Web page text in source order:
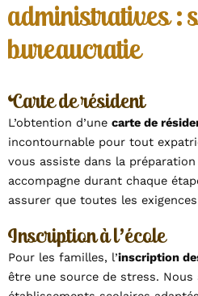
administratives :
bureaucratie
Carte de résident
L’obtention d’une carte de
incontournable pour tout
vous assiste dans la
accompagne durant chaque
assurer que toutes les
Inscription à l’école
Pour les familles, l’inscription
être une source de stress.